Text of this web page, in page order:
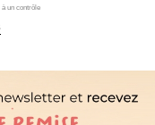
un contrôle